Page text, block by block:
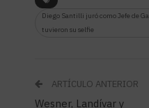
Diego Santilli juró como Jefe de
tuvieron su selfie
ARTÍCULO ANTERIOR
Wesner, Landívar y